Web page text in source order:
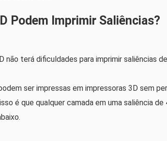
Podem Imprimir Saliências?
não terá dificuldades para imprimir saliências
ser impressas em impressoras 3D sem
é que qualquer camada em uma saliência